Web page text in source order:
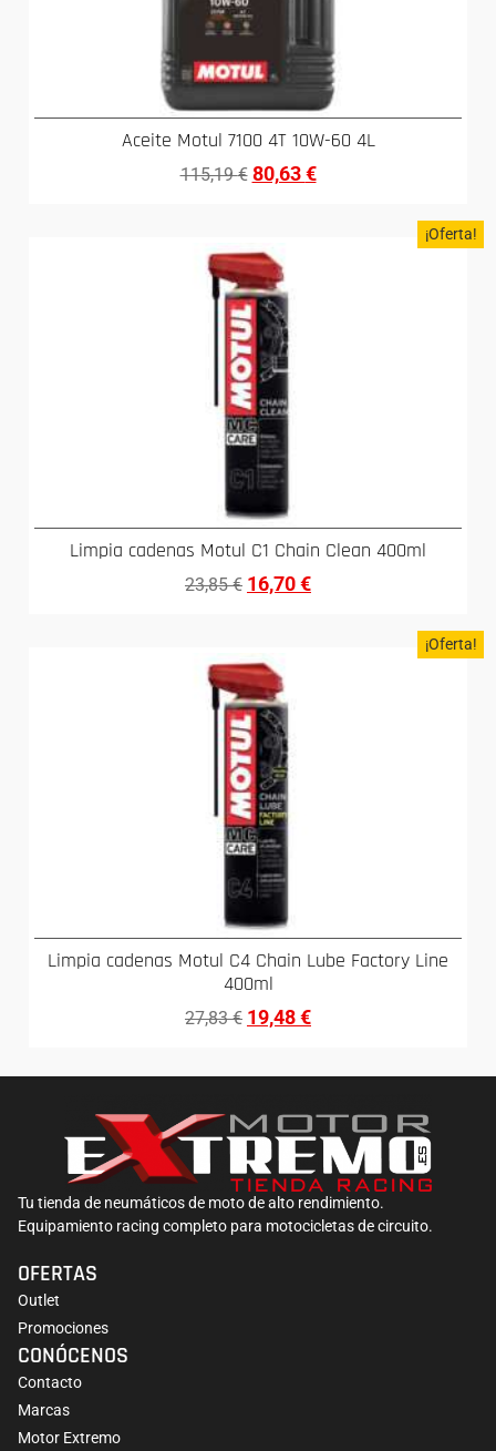
Aceite Motul 7100 4T 10W-60 4L
115,19€ 80,63€
¡Oferta!
Limpia cadenas Motul C1 Chain Clean 400ml
23,85€ 16,70€
¡Oferta!
Limpia cadenas Motul C4 Chain Lube Factory Line
400ml
27,83€ 19,48€
Tu tienda de neumáticos de moto de alto rendimiento.
Equipamiento racing completo para motocicletas de circuito.
OFERTAS
Outlet
Promociones
CONÓCENOS
Contacto
Marcas
Motor Extremo